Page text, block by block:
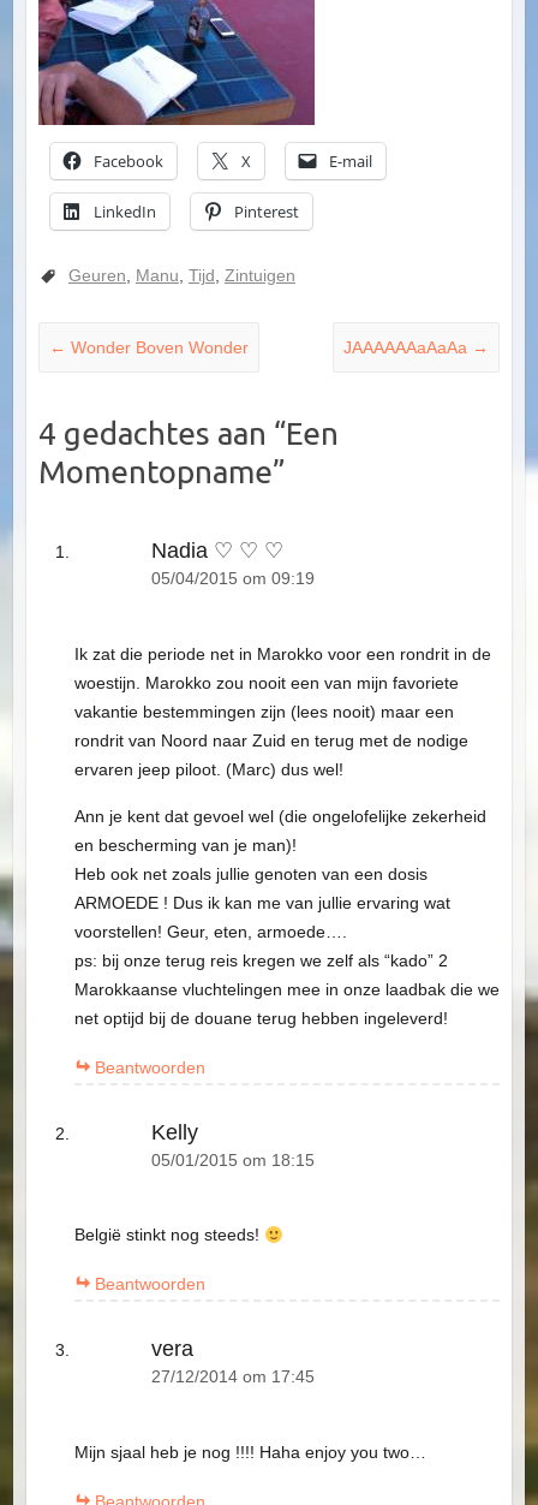
Facebook X E-mail
LinkedIn Pinterest
Geuren Manu Tijd Zintuigen
← Wonder Boven Wonder JAAAAAAaAaAa →
4 gedachtes aan “Een
Momentopname”
Nadia ♡ ♡ ♡
05/04/2015 om 09:19
Ik zat die periode net in Marokko voor een rondrit in de
woestijn. Marokko zou nooit een van mijn favoriete
vakantie bestemmingen zijn (lees nooit) maar een
rondrit van Noord naar Zuid en terug met de nodige
ervaren jeep piloot. (Marc) dus wel!
Ann je kent dat gevoel wel (die ongelofelijke zekerheid
en bescherming van je man)!
Heb ook net zoals jullie genoten van een dosis
ARMOEDE ! Dus ik kan me van jullie ervaring wat
voorstellen! Geur, eten, armoede….
ps: bij onze terug reis kregen we zelf als “kado” 2
Marokkaanse vluchtelingen mee in onze laadbak die we
net optijd bij de douane terug hebben ingeleverd!
Beantwoorden
Kelly
05/01/2015 om 18:15
België stinkt nog steeds!
Beantwoorden
vera
27/12/2014 om 17:45
Mijn sjaal heb je nog !!!! Haha enjoy you two…